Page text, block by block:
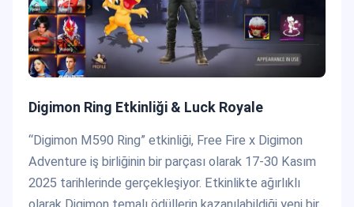
Digimon Ring Etkinliği & Luck Royale
“Digimon M590 Ring” etkinliği, Free Fire x Digimon
Adventure iş birliğinin bir parçası olarak 17-30 Kasım
2025 tarihlerinde gerçekleşiyor. Etkinlikte ağırlıklı